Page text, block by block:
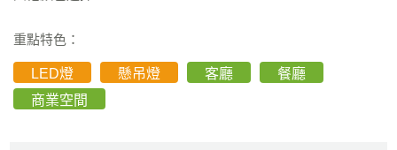
重點特色：
LED燈 懸吊燈 客廳
餐廳
商業空間